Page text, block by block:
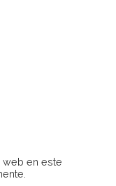
web en este